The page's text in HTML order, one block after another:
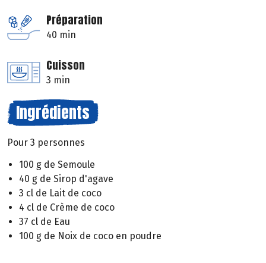
Préparation
40 min
Cuisson
3 min
Ingrédients
Pour 3 personnes
100 g de Semoule
40 g de Sirop d'agave
3 cl de Lait de coco
4 cl de Crème de coco
37 cl de Eau
100 g de Noix de coco en poudre